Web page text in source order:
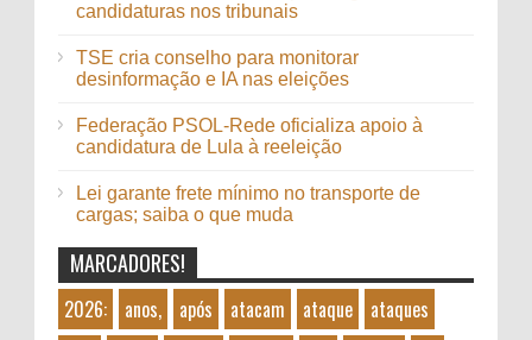
candidaturas nos tribunais
TSE cria conselho para monitorar
desinformação e IA nas eleições
Federação PSOL-Rede oficializa apoio à
candidatura de Lula à reeleição
Lei garante frete mínimo no transporte de
cargas; saiba o que muda
MARCADORES!
2026: anos, após atacam ataque
ataques